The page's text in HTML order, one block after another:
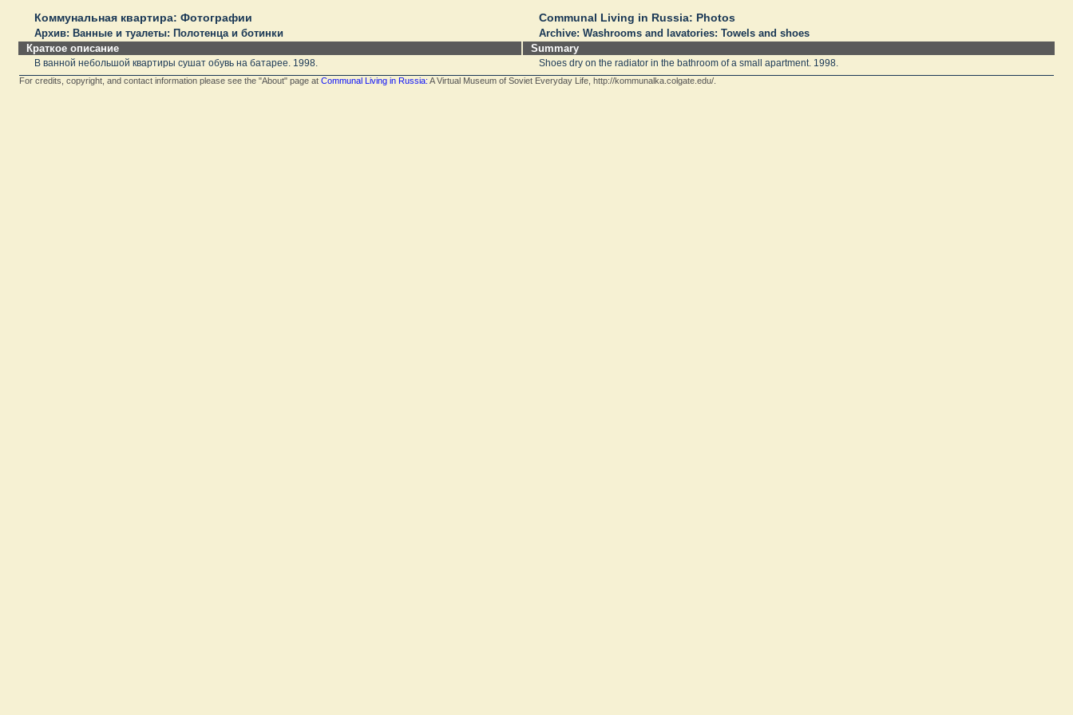
Коммунальная квартира: Фотографии Communal Living in Russia: Photos
Архив: Ванные и туалеты: Полотенца и ботинки
Archive: Washrooms and lavatories: Towels and shoes
Краткое описание
Summary
В ванной небольшой квартиры сушат обувь на батарее. 1998. Shoes dry on the radiator in the bathroom of a small apartment. 1998.
For credits, copyright, and contact information please see the "About" page at Communal Living in Russia: A Virtual Museum of Soviet Everyday Life, http://kommunalka.colgate.edu/.